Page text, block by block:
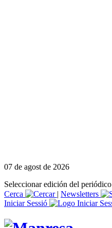
07 de agost de 2026
Seleccionar edición del periódico
Cerca
| Newsletters
Iniciar Sessió